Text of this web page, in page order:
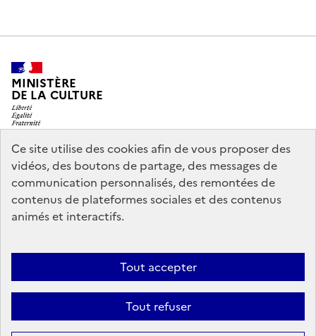
Ce site utilise des cookies afin de vous proposer des
vidéos, des boutons de partage, des messages de
communication personnalisés, des remontées de
contenus de plateformes sociales et des contenus
animés et interactifs.
Tout accepter
Tout refuser
MINISTÈRE
DE LA CULTURE
legifrance.gouv.fr
info.gouv.fr
service-public.gouv.fr
data.gouv.fr
Mentions légales
conforme
Politique d’utilisation des témoins de connexion